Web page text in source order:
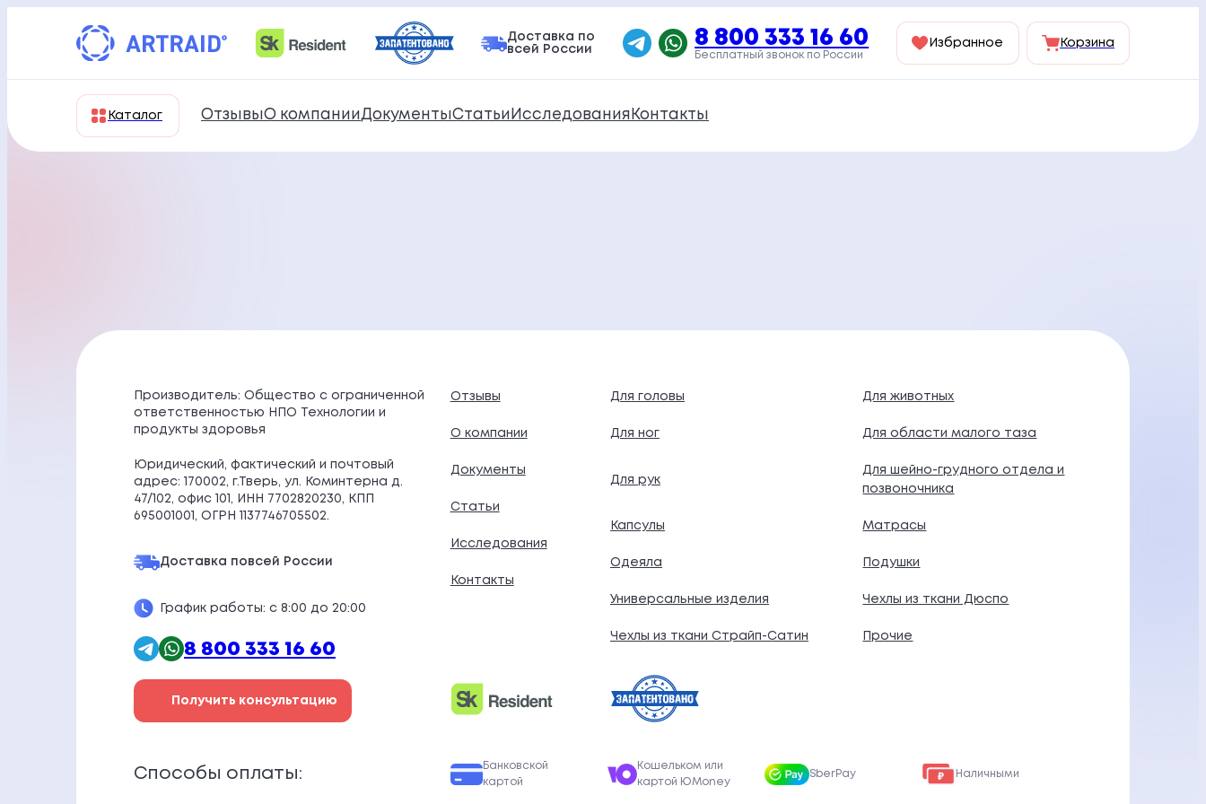
содержимому
Доставка по
всей России
8 800 333 16 60
Бесплатный звонок по России
Избранное Корзина
Каталог Отзывы О компании Документы Статьи Исследования Контакты
Производитель: Общество с ограниченной
ответственностью НПО Технологии и
продукты здоровья
Юридический, фактический и почтовый
адрес: 170002, г.Тверь, ул. Коминтерна д.
47/102, офис 101, ИНН 7702820230, КПП
695001001, ОГРН 1137746705502.
Доставка повсей России
График работы: с 8:00 до 20:00
8 800 333 16 60
Получить консультацию
Отзывы
О компании
Документы
Статьи
Исследования
Контакты
Для головы Для животных
Для ног Для области малого таза
Для рук
Для шейно-грудного отдела и
позвоночника
Капсулы Матрасы
Одеяла Подушки
Универсальные изделия Чехлы из ткани Дюспо
Чехлы из ткани Страйп-Сатин Прочие
Способы оплаты:
Банковской
картой
Кошельком или
картой ЮMoney
SberPay Наличными